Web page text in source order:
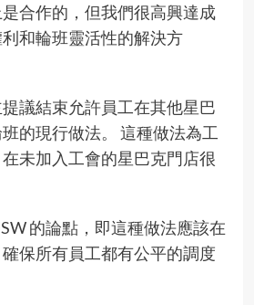
合作的，但我們很高興達成
和輪班靈活性的解決方
議結束允許員工在其他星巴
的現行做法。 這種做法為工
未加入工會的星巴克門店很
的論點，即這種做法應該在
保所有員工都有公平的調度